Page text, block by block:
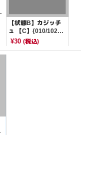
【状態B】カジッチ
ュ 【C】{010/102}
[SV7]
¥30 (税込)